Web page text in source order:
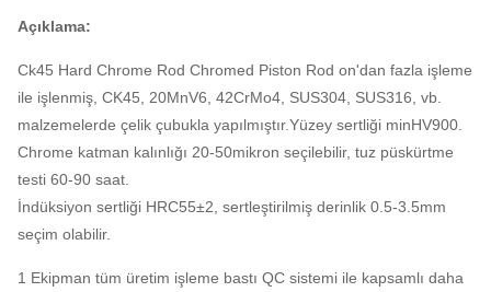
Açıklama:
Ck45 Hard Chrome Rod Chromed Piston Rod on'dan fazla işleme
ile işlenmiş, CK45, 20MnV6, 42CrMo4, SUS304, SUS316, vb.
malzemelerde çelik çubukla yapılmıştır.Yüzey sertliği minHV900.
Chrome katman kalınlığı 20-50mikron seçilebilir, tuz püskürtme
testi 60-90 saat.
İndüksiyon sertliği HRC55±2, sertleştirilmiş derinlik 0.5-3.5mm
seçim olabilir.
1 Ekipman tüm üretim işleme bastı QC sistemi ile kapsamlı daha